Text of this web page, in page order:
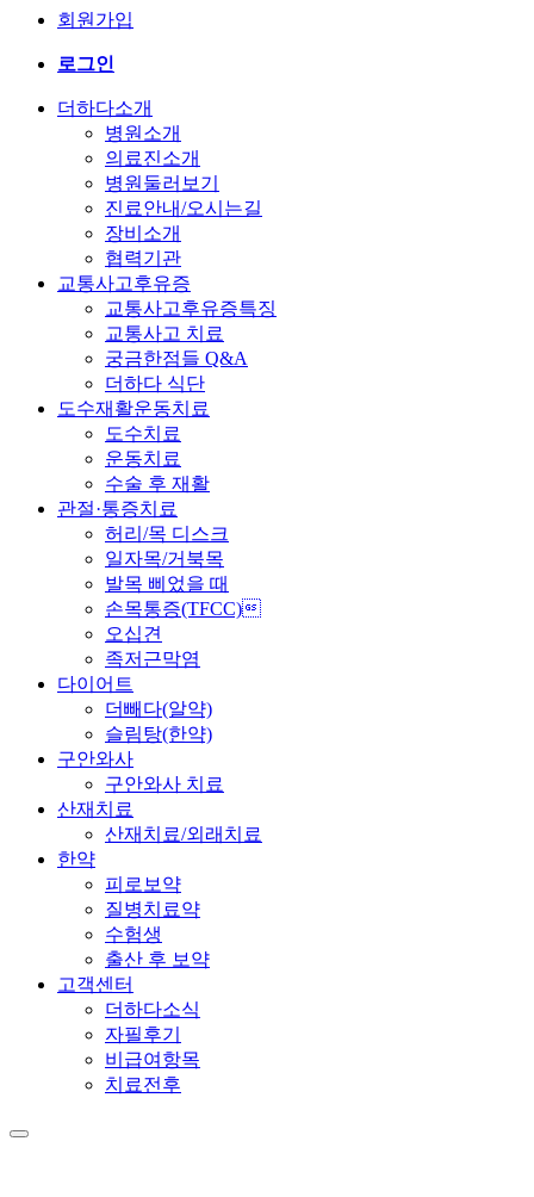
회원가입
로그인
더하다소개
병원소개
의료진소개
병원둘러보기
진료안내/오시는길
장비소개
협력기관
교통사고후유증
교통사고후유증특징
교통사고 치료
궁금한점들 Q&A
더하다 식단
도수재활운동치료
도수치료
운동치료
수술 후 재활
관절·통증치료
허리/목 디스크
일자목/거북목
발목 삐었을 때
손목통증(TFCC)
오십견
족저근막염
다이어트
더빼다(알약)
슬림탕(한약)
구안와사
구안와사 치료
산재치료
산재치료/외래치료
한약
피로보약
질병치료약
수험생
출산 후 보약
고객센터
더하다소식
자필후기
비급여항목
치료전후